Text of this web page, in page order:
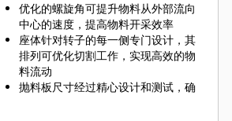
优化的螺旋角可提升物料从外部流向
中心的速度，提高物料开采效率
座体针对转子的每一侧专门设计，其
排列可优化切割工作，实现高效的物
料流动
抛料板尺寸经过精心设计和测试，确